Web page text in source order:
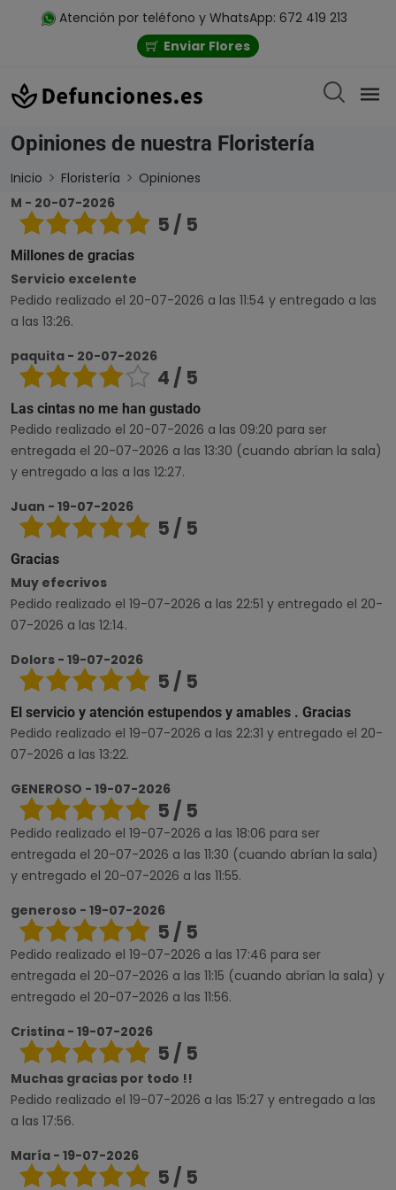
Atención por teléfono y WhatsApp: 672 419 213
Enviar Flores
Opiniones de nuestra Floristería
Inicio Floristería
Opiniones
M - 20-07-2026
5 / 5
Millones de gracias
Servicio excelente
Pedido realizado el 20-07-2026 a las 11:54 y entregado a las
a las 13:26.
paquita - 20-07-2026
4 / 5
Las cintas no me han gustado
Pedido realizado el 20-07-2026 a las 09:20 para ser
entregada el 20-07-2026 a las 13:30 (cuando abrían la sala)
y entregado a las a las 12:27.
Juan - 19-07-2026
5 / 5
Gracias
Muy efecrivos
Pedido realizado el 19-07-2026 a las 22:51 y entregado el 20-
07-2026 a las 12:14.
Dolors - 19-07-2026
5 / 5
El servicio y atención estupendos y amables . Gracias
Pedido realizado el 19-07-2026 a las 22:31 y entregado el 20-
07-2026 a las 13:22.
GENEROSO - 19-07-2026
5 / 5
Pedido realizado el 19-07-2026 a las 18:06 para ser
entregada el 20-07-2026 a las 11:30 (cuando abrían la sala)
y entregado el 20-07-2026 a las 11:55.
generoso - 19-07-2026
5 / 5
Pedido realizado el 19-07-2026 a las 17:46 para ser
entregada el 20-07-2026 a las 11:15 (cuando abrían la sala) y
entregado el 20-07-2026 a las 11:56.
Cristina - 19-07-2026
5 / 5
Muchas gracias por todo !!
Pedido realizado el 19-07-2026 a las 15:27 y entregado a las
a las 17:56.
María - 19-07-2026
5 / 5